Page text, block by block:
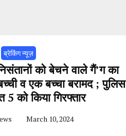
ब्रेकिंग न्यूज़
को बेचने वाले गैं’ग का
व एक बच्चा बरामद ; पुलिस
को किया गिरफ्तार
March 10, 2024